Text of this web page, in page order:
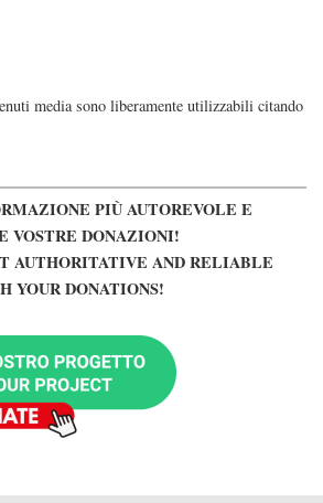
media sono liberamente utilizzabili citando
PIÙ AUTOREVOLE E
VOSTRE DONAZIONI!
AUTHORITATIVE AND RELIABLE
YOUR DONATIONS!